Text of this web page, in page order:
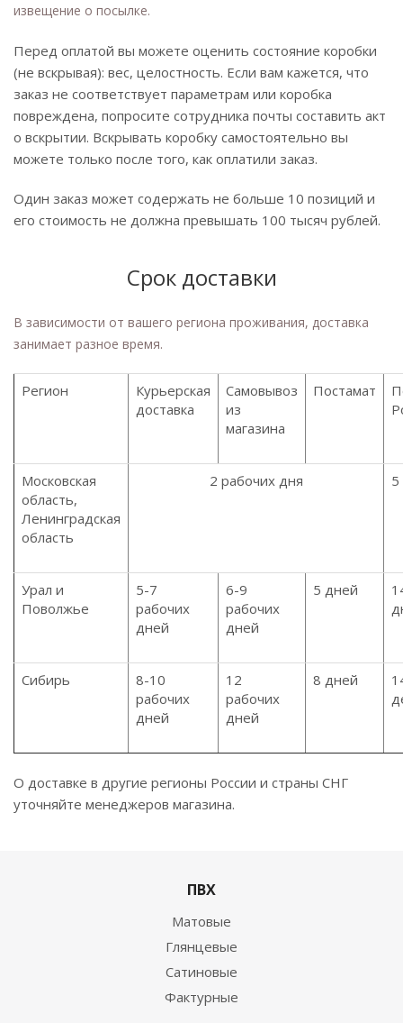
извещение о посылке.
Перед оплатой вы можете оценить состояние коробки
(не вскрывая): вес, целостность. Если вам кажется, что
заказ не соответствует параметрам или коробка
повреждена, попросите сотрудника почты составить акт
о вскрытии. Вскрывать коробку самостоятельно вы
можете только после того, как оплатили заказ.
Один заказ может содержать не больше 10 позиций и
его стоимость не должна превышать 100 тысяч рублей.
Срок доставки
В зависимости от вашего региона проживания, доставка
занимает разное время.
Регион
Курьерская
доставка
Самовывоз
из
магазина
Постамат
Московская
область,
Ленинградская
область
2 рабочих дня
Урал и
Поволжье
5-7
рабочих
дней
6-9
рабочих
дней
5 дней
Сибирь
8-10
рабочих
дней
12
рабочих
дней
8 дней
О доставке в другие регионы России и страны СНГ
уточняйте менеджеров магазина.
ПВХ
Матовые
Глянцевые
Сатиновые
Фактурные